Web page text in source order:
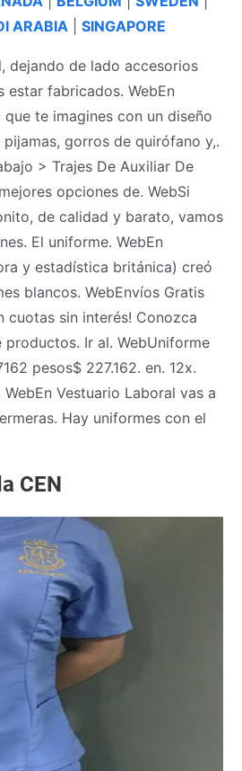
ARABIA SINGAPORE
dejando de lado accesorios
estar fabricados. WebEn
te imagines con un diseño
gorros de quirófano y,.
> Trajes De Auxiliar De
opciones de. WebSi
de calidad y barato, vamos
El uniforme. WebEn
y estadística británica) creó
blancos. WebEnvíos Gratis
cuotas sin interés! Conozca
Ir al. WebUniforme
pesos$ 227.162. en. 12x.
Vestuario Laboral vas a
Hay uniformes con el
CEN